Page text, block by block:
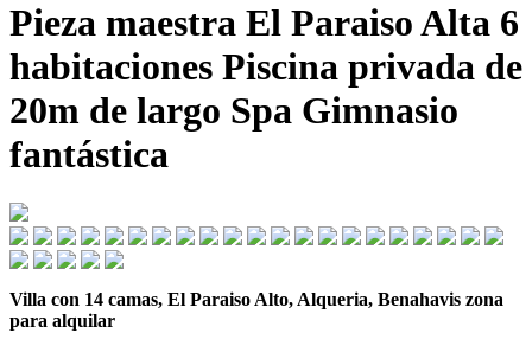
Pieza maestra El Paraiso Alta 6
habitaciones Piscina privada de
20m de largo Spa Gimnasio
fantástica
Villa con 14 camas, El Paraiso Alto, Alqueria, Benahavis zona
para alquilar